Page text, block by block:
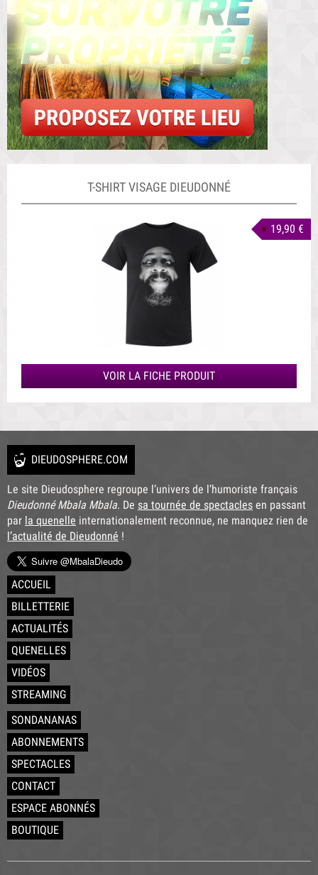
T-SHIRT VISAGE DIEUDONNÉ
19,90 €
VOIR LA FICHE PRODUIT
DIEUDOSPHERE.COM
Le site Dieudosphere regroupe l’univers de l’humoriste français
Dieudonné Mbala Mbala. De sa tournée de spectacles en passant
par la quenelle internationalement reconnue, ne manquez rien de
l’actualité de Dieudonné !
ACCUEIL
BILLETTERIE
ACTUALITÉS
QUENELLES
VIDÉOS
STREAMING
SONDANANAS
ABONNEMENTS
SPECTACLES
CONTACT
ESPACE ABONNÉS
BOUTIQUE